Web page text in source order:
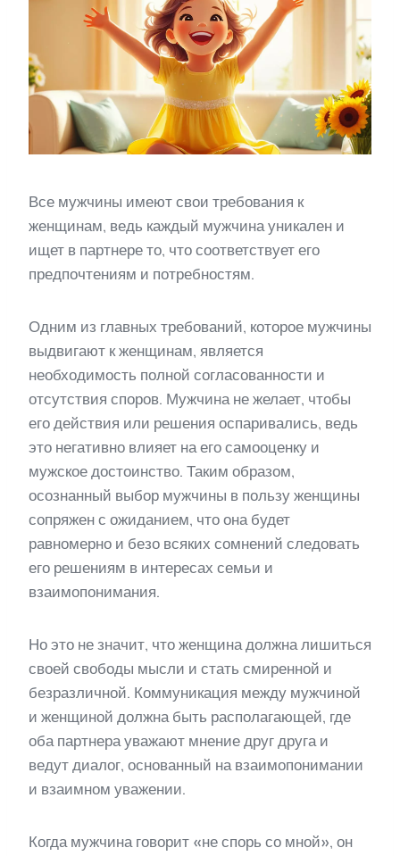
Все мужчины имеют свои требования к
женщинам, ведь каждый мужчина уникален и
ищет в партнере то, что соответствует его
предпочтениям и потребностям.
Одним из главных требований, которое мужчины
выдвигают к женщинам, является
необходимость полной согласованности и
отсутствия споров. Мужчина не желает, чтобы
его действия или решения оспаривались, ведь
это негативно влияет на его самооценку и
мужское достоинство. Таким образом,
осознанный выбор мужчины в пользу женщины
сопряжен с ожиданием, что она будет
равномерно и безо всяких сомнений следовать
его решениям в интересах семьи и
взаимопонимания.
Но это не значит, что женщина должна лишиться
своей свободы мысли и стать смиренной и
безразличной. Коммуникация между мужчиной
и женщиной должна быть располагающей, где
оба партнера уважают мнение друг друга и
ведут диалог, основанный на взаимопонимании
и взаимном уважении.
Когда мужчина говорит «не спорь со мной», он